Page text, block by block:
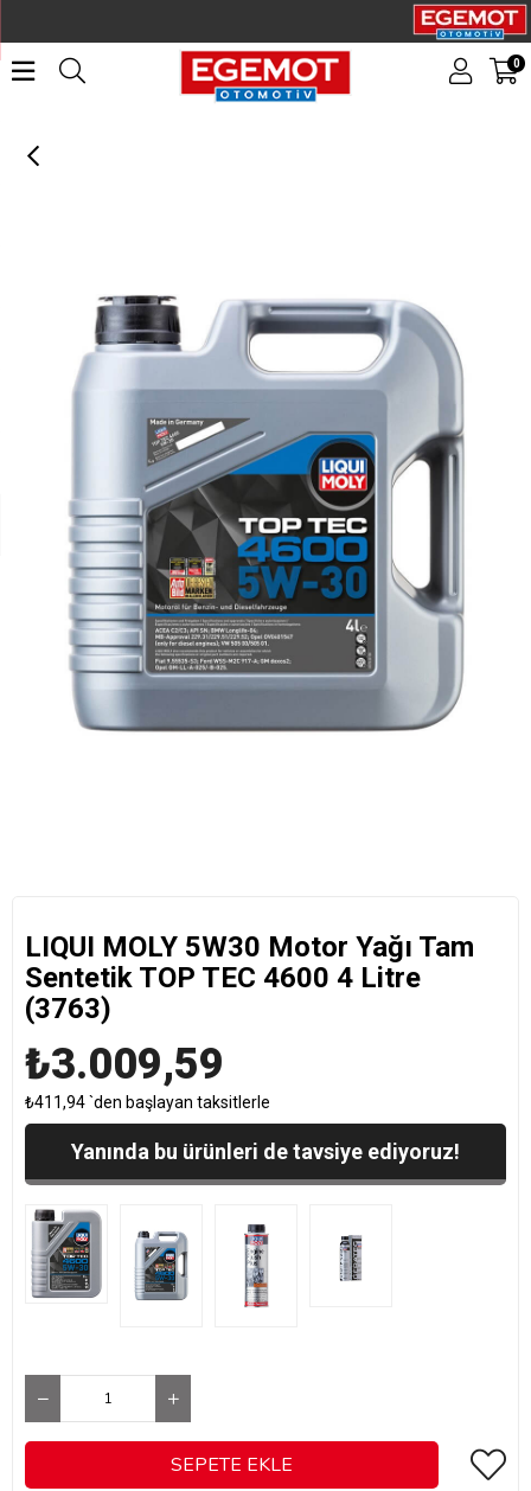
0
LIQUI MOLY 5W30 Motor Yağı Tam Sentetik TOP TEC 4600 4 Litre (3763)
LIQUI MOLY 5W30 Motor Yağı Tam
Sentetik TOP TEC 4600 4 Litre
(3763)
₺3.009,59
₺411,94`den başlayan taksitlerle
Yanında bu ürünleri de tavsiye ediyoruz!